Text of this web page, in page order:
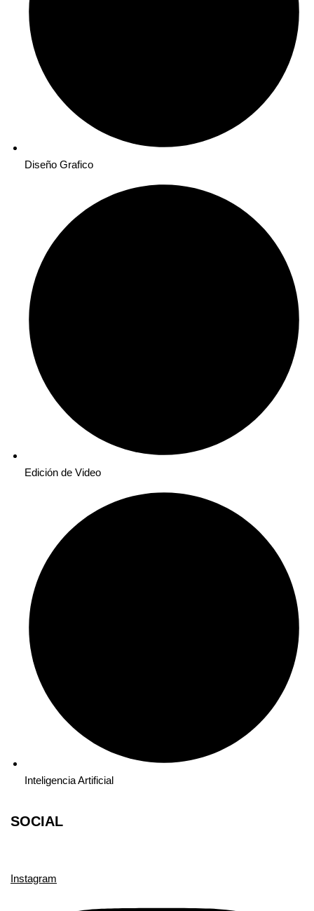
Diseño Grafico
Edición de Video
Inteligencia Artificial
SOCIAL
Instagram